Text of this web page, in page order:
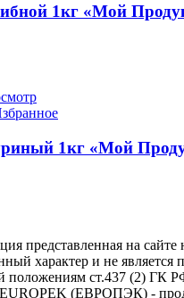
1кг «Мой
1кг «Мой
представленная на сайте
характер и не является
положениям ст.437 (2) ГК
(ЕВРОПЭК) -